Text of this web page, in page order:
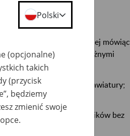
2.1, czyli, najogólniej mówiąc,
mobilnych osobom z różnymi
za pomocą klawiatury;
i głuchych;
wszystkich użytkowników bez
Polski
(opcjonalne)
takich
(przycisk
będziemy
zmienić swoje